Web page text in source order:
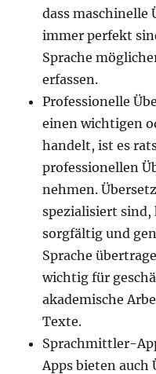
dass maschinelle
immer perfekt
Sprache
erfassen.
Professionelle
einen wichtigen
handelt, ist es
professionellen
nehmen.
spezialisiert
sorgfältig und
Sprache
wichtig für
akademische
Texte.
Sprachmittler-
Apps bieten